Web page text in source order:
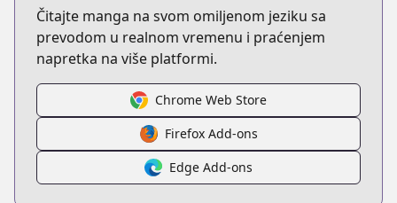
Čitajte manga na svom omiljenom jeziku sa
prevodom u realnom vremenu i praćenjem
napretka na više platformi.
Chrome Web Store
Firefox Add-ons
Edge Add-ons